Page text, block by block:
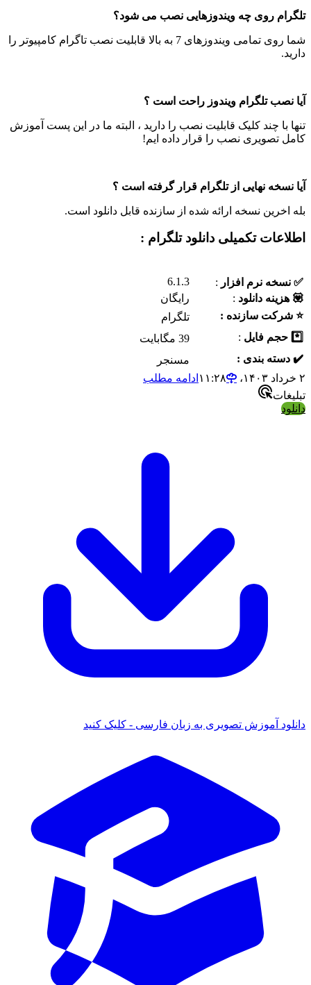
روی چه ویندوزهایی نصب می شود؟
شما روی تمامی ویندوزهای 7 به بالا قابلیت نصب تاگرام کامپیوتر را
تلگرام ویندوز راحت است ؟
با چند کلیک قابلیت نصب را دارید ، البته ما در این پست آموزش
تصویری نصب را قرار داده ایم!
نهایی از تلگرام قرار گرفته است ؟
نسخه ارائه شده از سازنده قابل دانلود است.
تکمیلی دانلود تلگرام :
نرم افزار :
دانلود :
رایگان
سازنده :
تلگرام
فایل :
بندی :
مسنجر
ادامه مطلب
آموزش تصویری به زبان فارسی - کلیک کنید